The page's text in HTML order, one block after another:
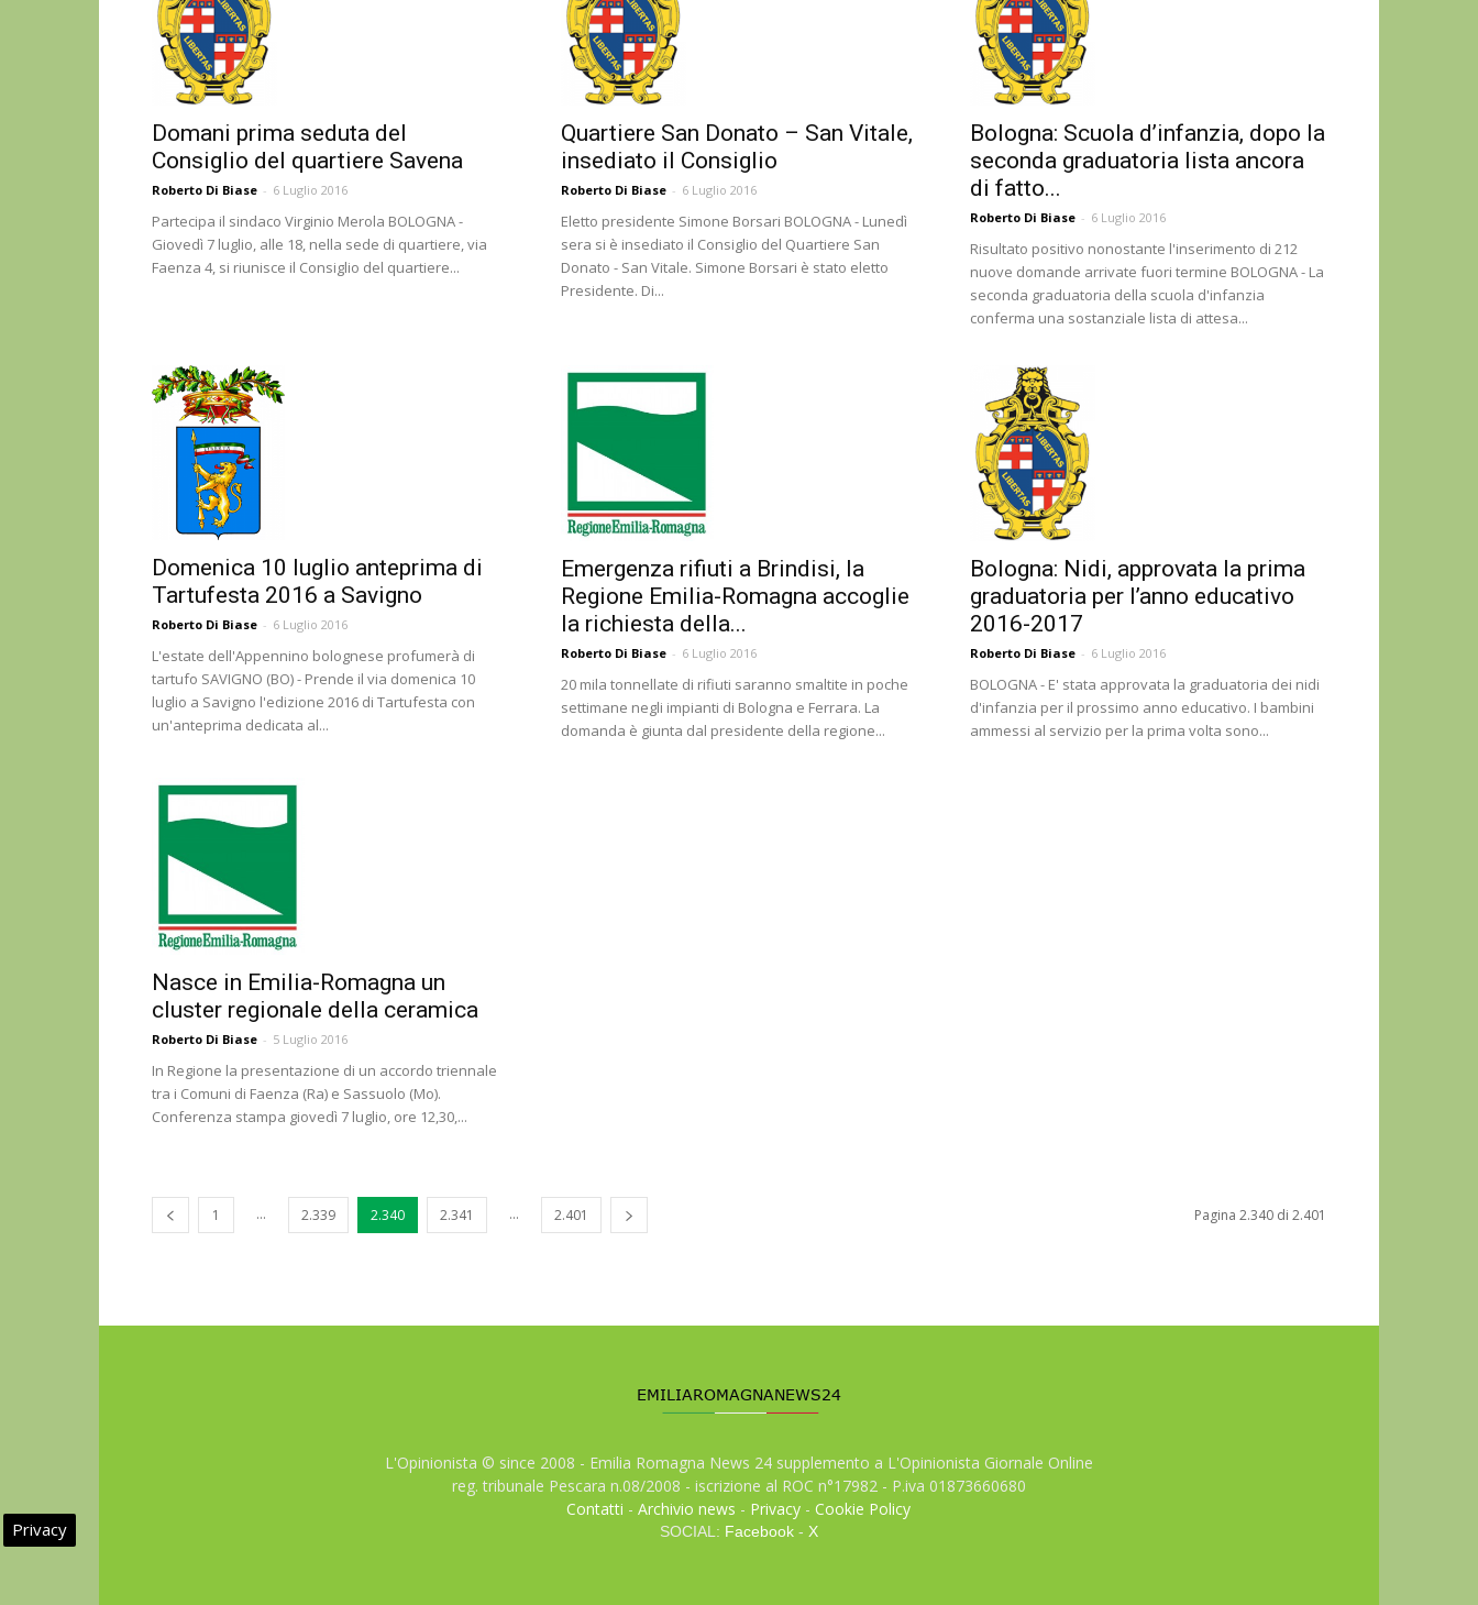
Domani prima seduta del
Consiglio del quartiere Savena
Roberto Di Biase - 6 Luglio 2016
Partecipa il sindaco Virginio Merola BOLOGNA -
Giovedì 7 luglio, alle 18, nella sede di quartiere, via
Faenza 4, si riunisce il Consiglio del quartiere...
Quartiere San Donato – San Vitale,
insediato il Consiglio
Roberto Di Biase - 6 Luglio 2016
Eletto presidente Simone Borsari BOLOGNA - Lunedì
sera si è insediato il Consiglio del Quartiere San
Donato - San Vitale. Simone Borsari è stato eletto
Presidente. Di...
Bologna: Scuola d’infanzia, dopo la
seconda graduatoria lista ancora
di fatto...
Roberto Di Biase - 6 Luglio 2016
Risultato positivo nonostante l'inserimento di 212
nuove domande arrivate fuori termine BOLOGNA - La
seconda graduatoria della scuola d'infanzia
conferma una sostanziale lista di attesa...
Domenica 10 luglio anteprima di
Tartufesta 2016 a Savigno
Roberto Di Biase - 6 Luglio 2016
L'estate dell'Appennino bolognese profumerà di
tartufo SAVIGNO (BO) - Prende il via domenica 10
luglio a Savigno l'edizione 2016 di Tartufesta con
un'anteprima dedicata al...
Emergenza rifiuti a Brindisi, la
Regione Emilia-Romagna accoglie
la richiesta della...
Roberto Di Biase - 6 Luglio 2016
20 mila tonnellate di rifiuti saranno smaltite in poche
settimane negli impianti di Bologna e Ferrara. La
domanda è giunta dal presidente della regione...
Bologna: Nidi, approvata la prima
graduatoria per l’anno educativo
2016-2017
Roberto Di Biase - 6 Luglio 2016
BOLOGNA - E' stata approvata la graduatoria dei nidi
d'infanzia per il prossimo anno educativo. I bambini
ammessi al servizio per la prima volta sono...
Nasce in Emilia-Romagna un
cluster regionale della ceramica
Roberto Di Biase - 5 Luglio 2016
In Regione la presentazione di un accordo triennale
tra i Comuni di Faenza (Ra) e Sassuolo (Mo).
Conferenza stampa giovedì 7 luglio, ore 12,30,...
1 ... 2.339 2.340 2.341 ... 2.401 Pagina 2.340 di 2.401
L'Opinionista © since 2008 - Emilia Romagna News 24 supplemento a L'Opinionista Giornale Online
reg. tribunale Pescara n.08/2008 - iscrizione al ROC n°17982 - P.iva 01873660680
Contatti -Archivio news - Privacy -Cookie Policy
SOCIAL: Facebook- X
Privacy